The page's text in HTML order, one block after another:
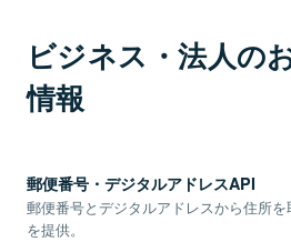
ビジネス・法人の
情報
郵便番号・デジタルアドレスAPI
郵便番号とデジタルアドレスから住所
を提供。